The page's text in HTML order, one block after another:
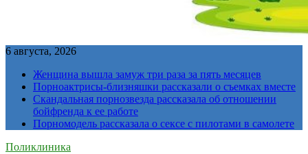
6 августа, 2026
Женщина вышла замуж три раза за пять месяцев
Порноактрисы-близняшки рассказали о съемках вместе
Скандальная порнозвезда рассказала об отношении
бойфренда к ее работе
Порномодель рассказала о сексе с пилотами в самолете
Поликлиника